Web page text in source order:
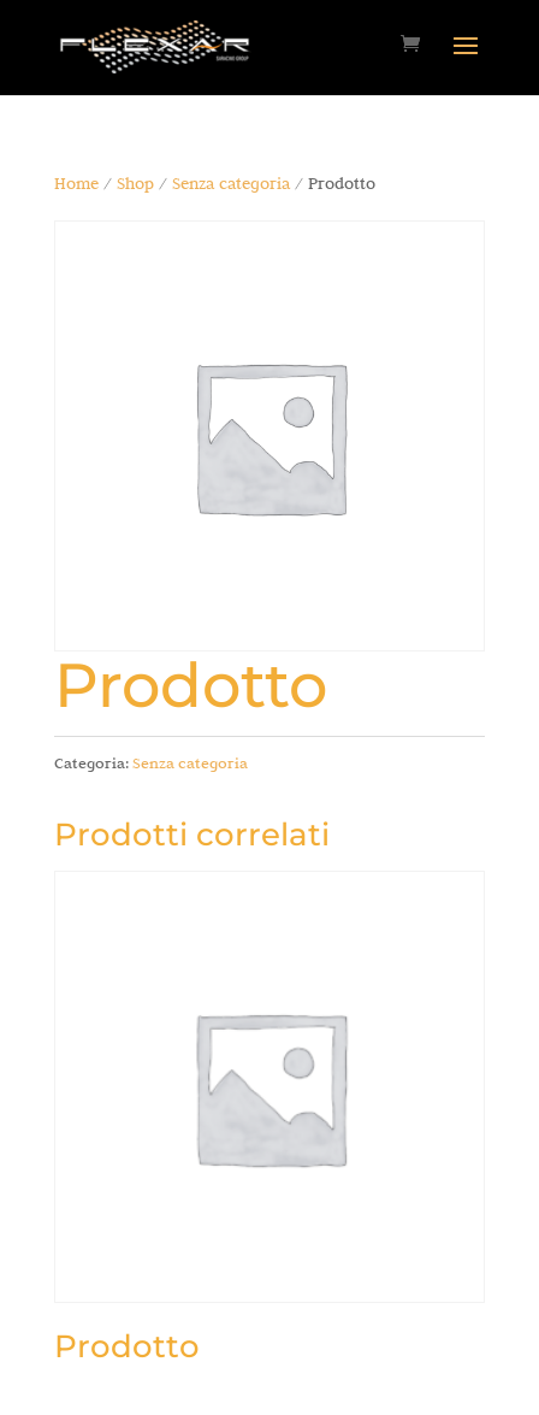
Home/ Shop/ Senza categoria/ Prodotto
Prodotto
Categoria:Senza categoria
Prodotti correlati
Prodotto